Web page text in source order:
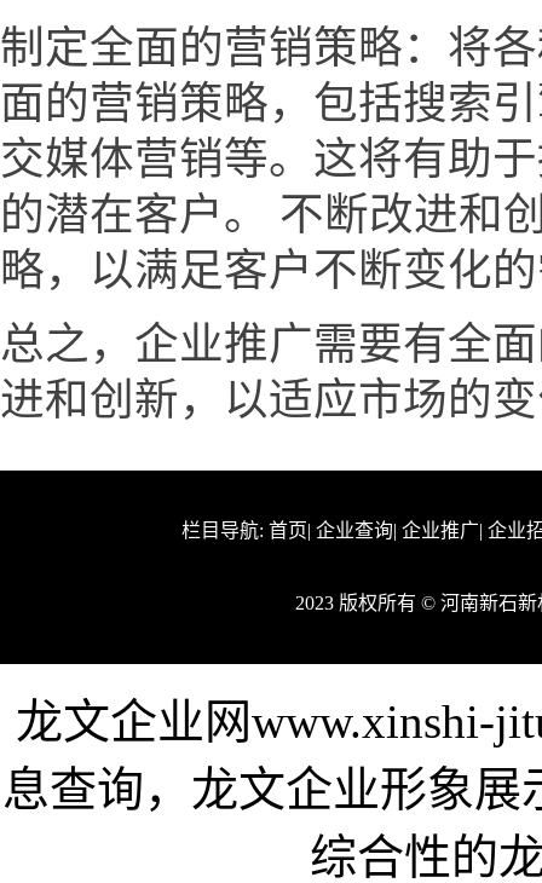
制定全面的营销策略：将
面的营销策略，包括搜索
交媒体营销等。这将有助
的潜在客户。 不断改进和
略，以满足客户不断变化
总之，企业推广需要有全
进和创新，以适应市场的
栏目导航: 首页| 企业查询| 企业推广| 企业
2023 版权所有 © 河南新石
龙文企业网www.xinshi-
息查询，龙文企业形象
综合性的